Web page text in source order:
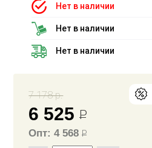
Нет в наличии
Нет в наличии
Нет в наличии
7 178 р.
6 525Р
Опт: 4 568Р